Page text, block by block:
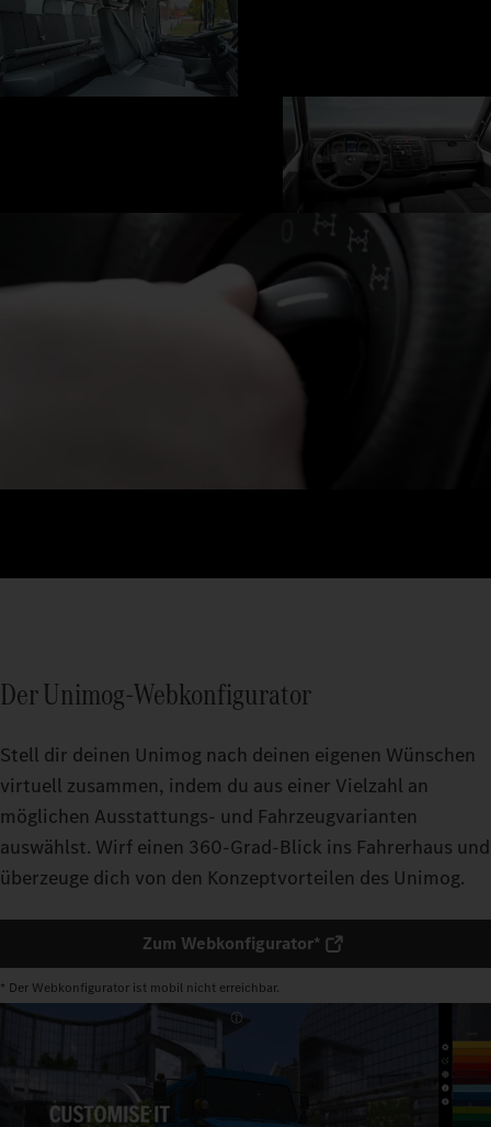
Der Unimog-Webkonfigurator
Stell dir deinen Unimog nach deinen eigenen Wünschen
virtuell zusammen, indem du aus einer Vielzahl an
möglichen Ausstattungs- und Fahrzeugvarianten
auswählst. Wirf einen 360-Grad-Blick ins Fahrerhaus und
überzeuge dich von den Konzeptvorteilen des Unimog.
Zum Webkonfigurator*
* Der Webkonfigurator ist mobil nicht erreichbar.